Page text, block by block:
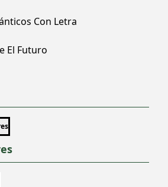
Con Letra
El Futuro